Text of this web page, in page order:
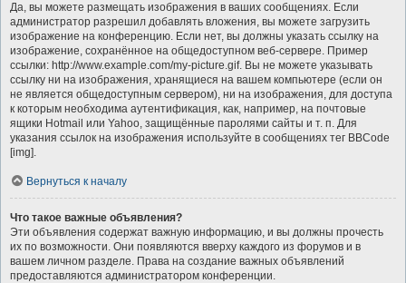
Да, вы можете размещать изображения в ваших сообщениях. Если
администратор разрешил добавлять вложения, вы можете загрузить
изображение на конференцию. Если нет, вы должны указать ссылку на
изображение, сохранённое на общедоступном веб-сервере. Пример
ссылки: http://www.example.com/my-picture.gif. Вы не можете указывать
ссылку ни на изображения, хранящиеся на вашем компьютере (если он
не является общедоступным сервером), ни на изображения, для доступа
к которым необходима аутентификация, как, например, на почтовые
ящики Hotmail или Yahoo, защищённые паролями сайты и т. п. Для
указания ссылок на изображения используйте в сообщениях тег BBCode
[img].
Вернуться к началу
Что такое важные объявления?
Эти объявления содержат важную информацию, и вы должны прочесть
их по возможности. Они появляются вверху каждого из форумов и в
вашем личном разделе. Права на создание важных объявлений
предоставляются администратором конференции.